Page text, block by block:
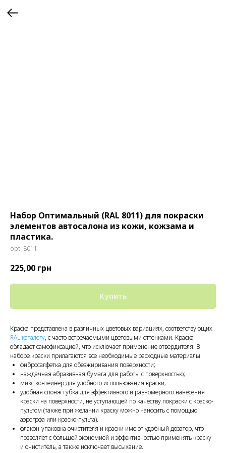
Набор Оптимальный (RAL 8011) для покраски
элементов автосалона из кожи, кожзама и
пластика.
opti 8011
225,00 грн
Купить
Краска представлена в различных цветовых вариациях, соответствующих
RAL каталогу, с часто встречаемыми цветовыми оттенками. Краска
обладает самофиксацией, что исключает применение отвердителя. В
наборе краски прилагаются все необходимые расходные материалы:
фибросалфетка для обезжиривания поверхности;
наждачная абразивная бумага для работы с поверхностью;
микс контейнер для удобного использования краски;
удобная спонж губка для эффективного и равномерного нанесения
краски на поверхности, не уступающей по качеству покраски с краско-
пультом (также при желании краску можно наносить с помощью
аэрогрфа или краско-пульта).
флакон-упаковка очистителя и краски имеют удобный дозатор, что
позволяет с большей экономией и эффективностью применять краску
и очиститель, а также исключает высыхание.